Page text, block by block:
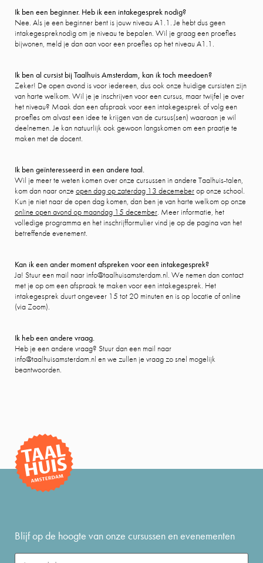
Ik ben een beginner. Heb ik een intakegesprek nodig?
Nee. Als je een beginner bent is jouw niveau A1.1. Je hebt dus geen
intakegespreknodig om je niveau te bepalen. Wil je graag een proefles
bijwonen, meld je dan aan voor een proefles op het niveau A1.1.
Ik ben al cursist bij Taalhuis Amsterdam, kan ik toch meedoen?
Zeker! De open avond is voor iedereen, dus ook onze huidige cursisten zijn
van harte welkom. Wil je je inschrijven voor een cursus, maar twijfel je over
het niveau? Maak dan een afspraak voor een intakegesprek of volg een
proefles om alvast een idee te krijgen van de cursus(sen) waaraan je wil
deelnemen. Je kan natuurlijk ook gewoon langskomen om een praatje te
maken met de docent.
Ik ben geïnteresseerd in een andere taal.
Wil je meer te weten komen over onze cursussen in andere Taalhuis-talen,
kom dan naar onze open dag op zaterdag 13 decemeberop onze school.
Kun je niet naar de open dag komen, dan ben je van harte welkom op onze
online open avond op maandag 15 december. Meer informatie, het
volledige programma en het inschrijfformulier vind je op de pagina van het
betreffende evenement.
Kan ik een ander moment afspreken voor een intakegesprek?
Ja! Stuur een mail naar info@taalhuisamsterdam.nl. We nemen dan contact
met je op om een afspraak te maken voor een intakegesprek. Het
intakegesprek duurt ongeveer 15 tot 20 minuten en is op locatie of online
(via Zoom).
Ik heb een andere vraag.
Heb je een andere vraag? Stuur dan een mail naar
info@taalhuisamsterdam.nl en we zullen je vraag zo snel mogelijk
beantwoorden.
Blijf op de hoogte van onze cursussen en evenementen